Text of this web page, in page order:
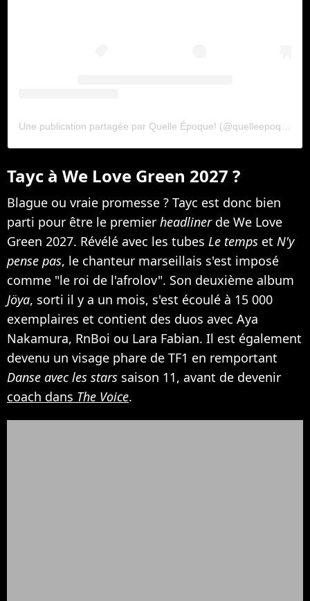
Une publication partagée par Quelle Époque! (@quelleepoqueoff)
Tayc à We Love Green 2027 ?
Blague ou vraie promesse ? Tayc est donc bien
parti pour être le premier headliner de We Love
Green 2027. Révélé avec les tubes Le temps et N'y
pense pas, le chanteur marseillais s'est imposé
comme "le roi de l'afrolov". Son deuxième album
Jöya, sorti il y a un mois, s'est écoulé à 15 000
exemplaires et contient des duos avec Aya
Nakamura, RnBoi ou Lara Fabian. Il est également
devenu un visage phare de TF1 en remportant
Danse avec les stars saison 11, avant de devenir
coach dans The Voice.